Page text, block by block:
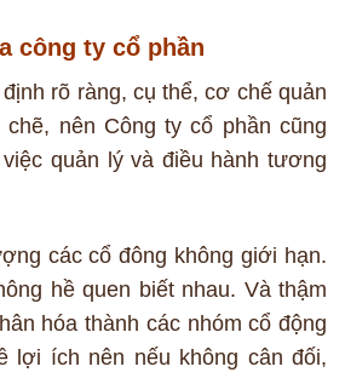
công ty cổ phần
rõ ràng, cụ thể, cơ chế quản
nên Công ty cổ phần cũng
quản lý và điều hành tương
các cổ đông không giới hạn.
hề quen biết nhau. Và thậm
hóa thành các nhóm cổ động
lợi ích nên nếu không cân đối,